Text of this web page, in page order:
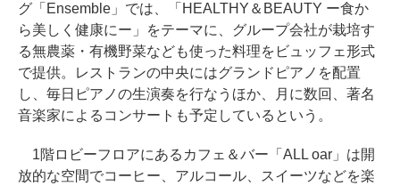
グ「Ensemble」では、「HEALTHY＆BEAUTY ー食か
ら美しく健康にー」をテーマに、グループ会社が栽培す
る無農薬・有機野菜なども使った料理をビュッフェ形式
で提供。レストランの中央にはグランドピアノを配置
し、毎日ピアノの生演奏を行なうほか、月に数回、著名
音楽家によるコンサートも予定しているという。
1階ロビーフロアにあるカフェ＆バー「ALL oar」は開
放的な空間でコーヒー、アルコール、スイーツなどを楽